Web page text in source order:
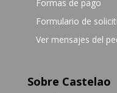
Formas de pago
Formulario de
Ver mensajes del
Sobre Castelao